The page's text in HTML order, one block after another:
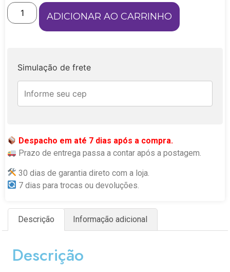
ADICIONAR AO CARRINHO
Simulação de frete
Despacho em até 7 dias após a compra.
Prazo de entrega passa a contar após a postagem.
30 dias de garantia direto com a loja.
7 dias para trocas ou devoluções.
Descrição Informação adicional
Descrição